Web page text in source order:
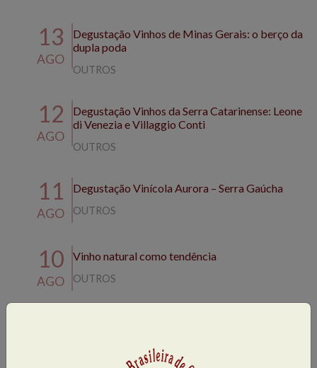
13
AGO
Degustação Vinhos de Minas Gerais: o berço da
dupla poda
OUTROS
12
AGO
Degustação Vinhos da Serra Catarinense: Leone
di Venezia e Villaggio Conti
OUTROS
11
AGO
Degustação Vinícola Aurora – Serra Gaúcha
OUTROS
10
AGO
Vinho natural como tendência
OUTROS